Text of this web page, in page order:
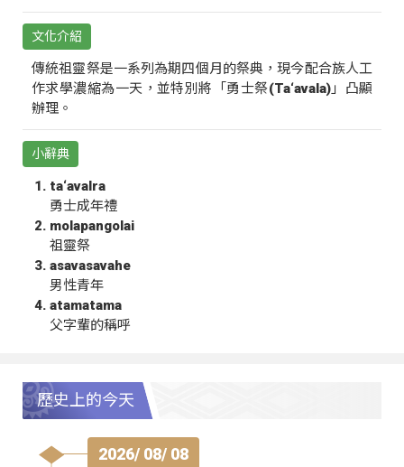
文化介紹
傳統祖靈祭是一系列為期四個月的祭典，現今配合族人工
作求學濃縮為一天，並特別將「勇士祭(Ta‘avala)」凸顯
辦理。
小辭典
ta‘avalra
勇士成年禮
molapangolai
祖靈祭
asavasavahe
男性青年
atamatama
父字輩的稱呼
歷史上的今天
2026/ 08/ 08